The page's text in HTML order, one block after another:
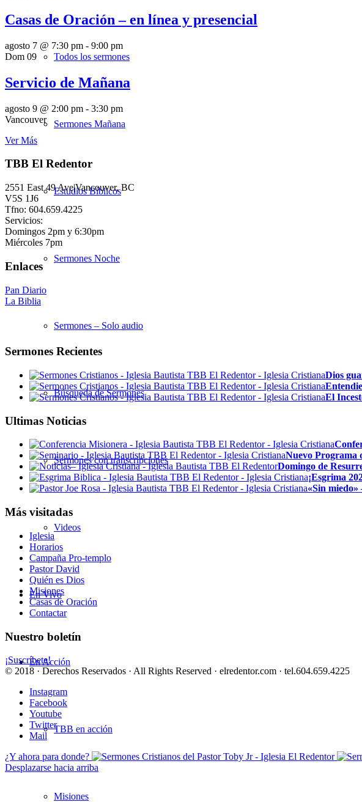
Todos los sermones
Sermones Mañana
Estudios Bíblicos
Sermones Noche
Sermones – Solo audio
Búsqueda de Sermones
Sermones con transcripciones
Videos
En Vivo
En Acción
TBB en acción
Misiones
Casas de Oración – en línea y presencial
agosto 7 @ 7:30 pm - 9:00 pm
Dom 09
Servicio de Mañana
agosto 9 @ 2:00 pm - 3:30 pm
Vancouver
Ver Más
TBB El Redentor
2551 East 49 Ave|Vancouver, BC
V5S 1J6
Tfno: 604.659.4225
Servicios:
Domingos 2pm y 6:30pm
Miércoles 7pm
Enlaces
Pan Diario
La Biblia
Sermones Recientes
Dios
El
Ultimas Noticias
Nuevo Programa
Domingo de
¡Esgrima
«Sin miedo»
Más visitadas
Iglesia
Horarios
Campaña Pro-templo
Pastor David
Quién es Dios
Misiones
Casas de Oración
Contactar
Nuestro boletín
¡Suscríbete!
© 2018 · Derechos Reservados · All Rights Reserved · elredentor.com · tel.604.659.4225
Instagram
Facebook
Youtube
Twitter
Mail
¿Y ahora para donde?
Desplazarse hacia arriba